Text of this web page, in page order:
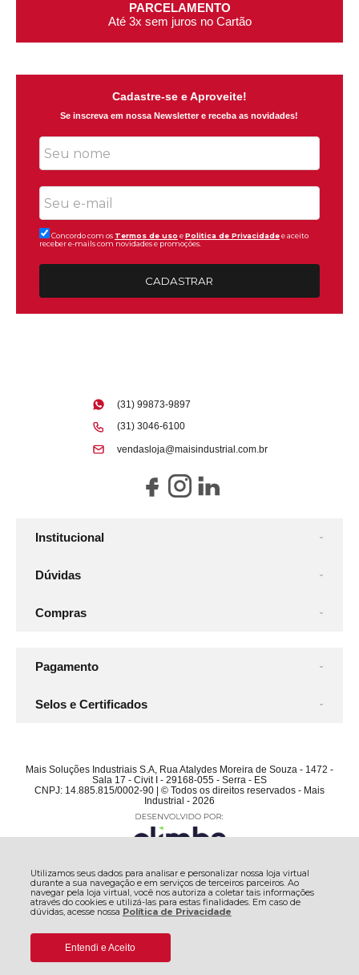
Utilizamos seus dados para analisar e personalizar nossa loja virtual
durante a sua navegação e em serviços de terceiros parceiros. Ao
navegar pela loja virtual, você nos autoriza a coletar tais informações
através do cookies e utilizá-las para estas finalidades. Em caso de
dúvidas, acesse nossa Política de Privacidade
Entendi e Aceito
PARCELAMENTO
Até 3x sem juros no Cartão
Cadastre-se e Aproveite!
Se inscreva em nossa Newsletter e receba as novidades!
Concordo com os Termos de uso ePolitica de Privacidadee aceito
receber e-mails com novidades e promoções.
CADASTRAR
Institucional
Dúvidas
Compras
(31) 99873-9897
(31) 3046-6100
vendasloja@maisindustrial.com.br
Pagamento
Selos e Certificados
Mais Soluções Industriais S.A, Rua Atalydes Moreira de Souza - 1472 -
Sala 17 - Civit I - 29168-055 - Serra - ES
CNPJ: 14.885.815/0002-90 | © Todos os direitos reservados - Mais
Industrial - 2026
R$ 23.570,74
R$ 22.028,74